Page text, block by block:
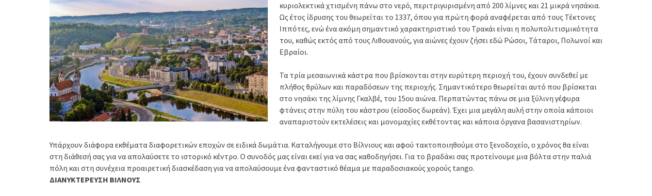
κυριολεκτικά χτισμένη πάνω στο νερό, περιτριγυρισμένη από 200 λίμνες και 21 μικρά νησάκια.
Ως έτος ίδρυσης του θεωρείται το 1337, όπου για πρώτη φορά αναφέρεται από τους Τέκτονες
Ιππότες, ενώ ένα ακόμη σημαντικό χαρακτηριστικό του Τρακάι είναι η πολυπολιτισμικότητα
του, καθώς εκτός από τους Λιθουανούς, για αιώνες έχουν ζήσει εδώ Ρώσοι, Τάταροι, Πολωνοί και
Εβραίοι.
Τα τρία μεσαιωνικά κάστρα που βρίσκονται στην ευρύτερη περιοχή του, έχουν συνδεθεί με
πλήθος θρύλων και παραδόσεων της περιοχής. Σημαντικότερο θεωρείται αυτό που βρίσκεται
στο νησάκι της λίμνης Γκαλβέ, του 15ου αιώνα. Περπατώντας πάνω σε μια ξύλινη γέφυρα
φτάνεις στην πύλη του κάστρου (είσοδος δωρεάν). Έχει μια μεγάλη αυλή στην οποία κάποιοι
αναπαριστούν εκτελέσεις και μονομαχίες εκθέτοντας και κάποια όργανα βασανιστηρίων.
Υπάρχουν διάφορα εκθέματα διαφορετικών εποχών σε ειδικά δωμάτια. Καταλήγουμε στο Βίλνιους και αφού τακτοποιηθούμε στο ξενοδοχείο, ο χρόνος θα είναι
στη διάθεσή σας για να απολαύσετε το ιστορικό κέντρο. Ο συνοδός μας είναι εκεί για να σας καθοδηγήσει. Για το βραδάκι σας προτείνουμε μια βόλτα στην παλιά
πόλη και στη συνέχεια προαιρετική διασκέδαση για να απολαύσουμε ένα φανταστικό θέαμα με παραδοσιακούς χορούς tango.
ΔΙΑΝΥΚΤΕΡΕΥΣΗ ΒΙΛΝΟΥΣ